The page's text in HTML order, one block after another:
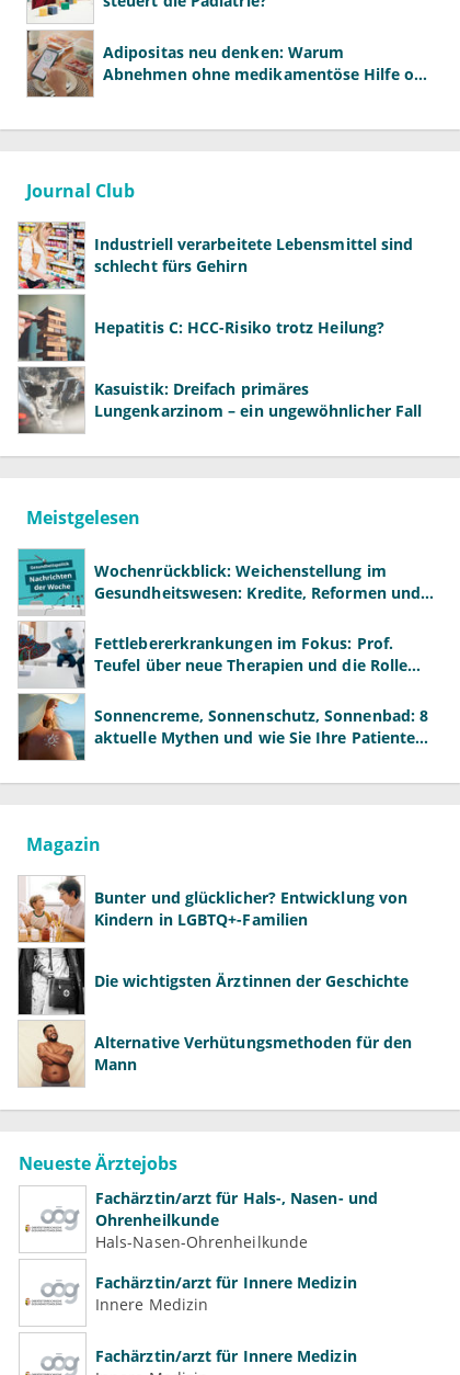
Adipositas neu denken: Warum
Abnehmen ohne medikamentöse Hilfe oft
Journal Club
Industriell verarbeitete Lebensmittel sind
schlecht fürs Gehirn
Hepatitis C: HCC-Risiko trotz Heilung?
Kasuistik: Dreifach primäres
Lungenkarzinom – ein ungewöhnlicher Fall
Meistgelesen
Wochenrückblick: Weichenstellung im
Gesundheitswesen: Kredite, Reformen und
Fettlebererkrankungen im Fokus: Prof.
Teufel über neue Therapien und die Rolle
Sonnencreme, Sonnenschutz, Sonnenbad: 8
aktuelle Mythen und wie Sie Ihre Patienten
Magazin
Bunter und glücklicher? Entwicklung von
Kindern in LGBTQ+-Familien
Die wichtigsten Ärztinnen der Geschichte
Alternative Verhütungsmethoden für den
Mann
Neueste Ärztejobs
Fachärztin/arzt für Hals-, Nasen- und
Ohrenheilkunde
Hals-Nasen-Ohrenheilkunde
Fachärztin/arzt für Innere Medizin
Innere Medizin
Fachärztin/arzt für Innere Medizin